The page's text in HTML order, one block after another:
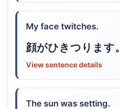
My face twitches.
顔がひきつります。
View sentence details
The sun was setting.